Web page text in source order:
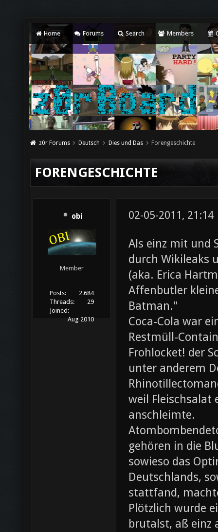
Home Forums Search Members
z0r Forums Deutsch Dies und Das Forengeschichte
FORENGESCHICHTE
obi
Member
Posts:
2.684
Threads:
29
Joined:
Aug 2010
02-05-2011, 21:14
Als einz mit und
durch Wikileaks
(aka. Erica
Affenbutler
Batman."
Coca-Cola war
Restmüll-
Frohlocket! der
unter anderem
weil Fleischsalat
anschleimte.
gehören in die
sowieso das
Deutschlands,
stattfand,
Plötzlich wurde
brutalst, aß einz